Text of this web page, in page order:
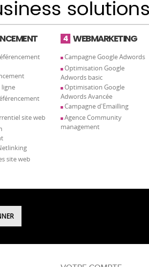
ligne
site web
site web
4 WEBMARKETING
Campagne Google Adwords
Optimisation Google
Adwords basic
Optimisation Google
Adwords Avancée
Campagne d'Emailling
Agence Community
management